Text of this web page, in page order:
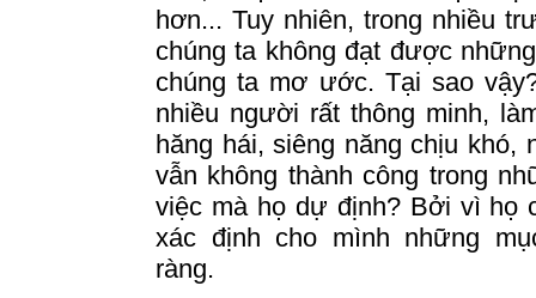
hơn... Tuy nhiên, trong nhiều
chúng ta không đạt được
chúng ta mơ ước. Tại sao
nhiều người rất thông minh,
hăng hái, siêng năng chịu khó,
vẫn không thành công trong
việc mà họ dự định? Bởi vì họ
xác định cho mình những
ràng.